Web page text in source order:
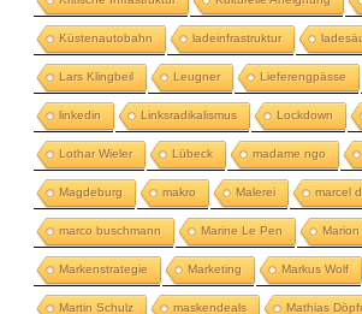
Küstenautobahn ladeinfrastruktur
Lars Klingbeil Leugner Lieferengpässe
linkedin Linksradikalismus Lockdown
Lothar Wieler Lübeck madame ngo
Magdeburg makro Malerei marcel
marco buschmann Marine Le Pen Marion
Markenstrategie Marketing Markus Wolf
Martin Schulz maskendeals Mathias